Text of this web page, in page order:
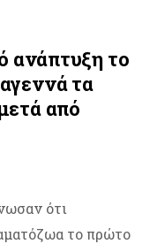
ανάπτυξη το
τα
από
ότι
το πρώτο